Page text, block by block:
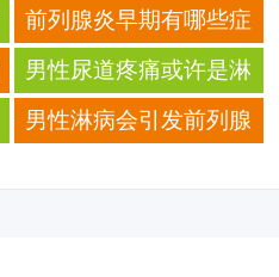
正规治疗方法
前列腺炎早期有哪些症
状表现
男性尿道疼痛或许是淋
病？ 淋病会出现哪些症
男性淋病会引发前列腺